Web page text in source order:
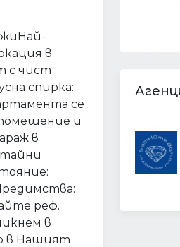
в
с чист
спирка:
се
помещение и
в
реф.
в
в Нашият